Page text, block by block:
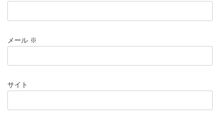
メール ※
サイト